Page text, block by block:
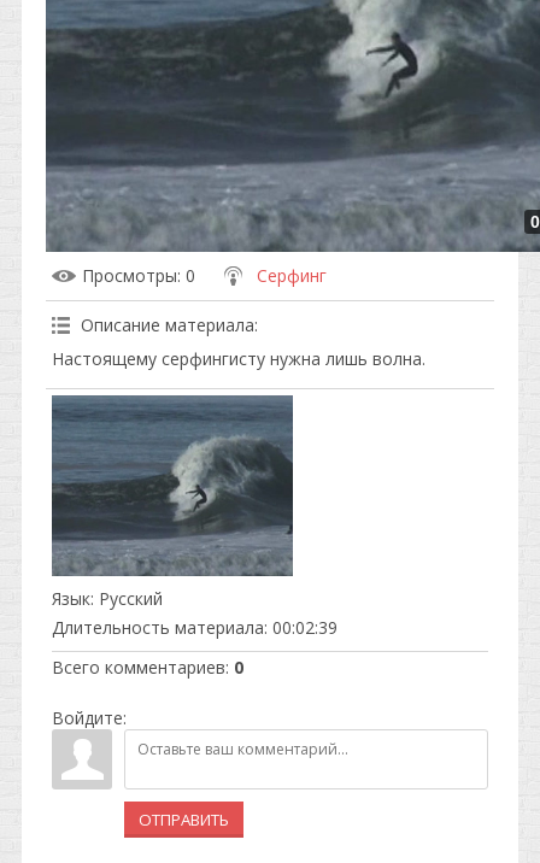
Просмотры: 0 Серфинг
Описание материала:
Настоящему серфингисту нужна лишь волна.
Язык: Русский
Длительность материала: 00:02:39
Всего комментариев: 0
Войдите:
ОТПРАВИТЬ